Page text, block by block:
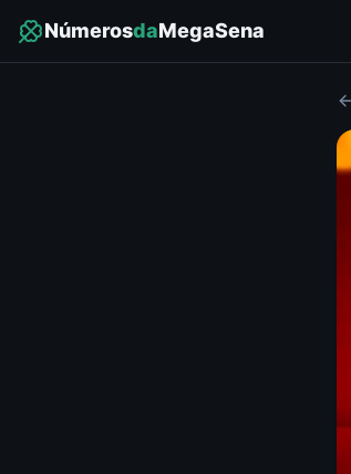
NúmerosdaMegaSena